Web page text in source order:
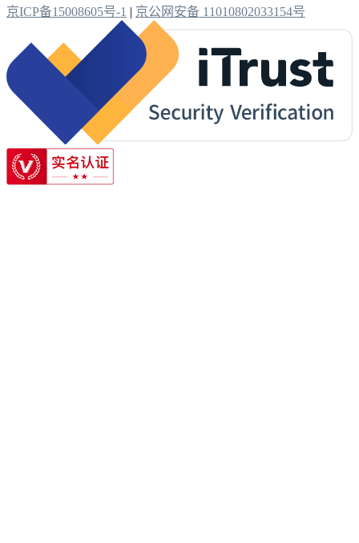
京ICP备15008605号-1 | 京公网安备 11010802033154号